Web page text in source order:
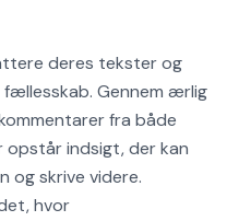
deres tekster og
Gennem ærlig
fra både
indsigt, der kan
og skrive videre.
hvor